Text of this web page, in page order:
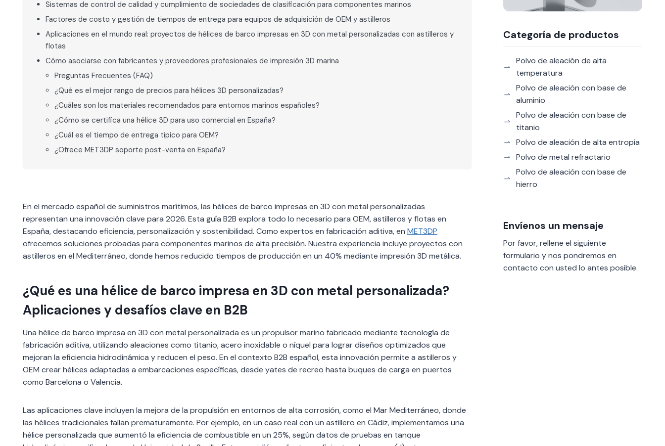
Sistemas de control de calidad y cumplimiento de sociedades de clasificación para componentes marinos
Factores de costo y gestión de tiempos de entrega para equipos de adquisición de OEM y astilleros
Aplicaciones en el mundo real: proyectos de hélices de barco impresas en 3D con metal personalizadas con astilleros y
flotas
Cómo asociarse con fabricantes y proveedores profesionales de impresión 3D marina
Preguntas Frecuentes (FAQ)
¿Qué es el mejor rango de precios para hélices 3D personalizadas?
¿Cuáles son los materiales recomendados para entornos marinos españoles?
¿Cómo se certifica una hélice 3D para uso comercial en España?
¿Cuál es el tiempo de entrega típico para OEM?
¿Ofrece MET3DP soporte post-venta en España?
En el mercado español de suministros marítimos, las hélices de barco impresas en 3D con metal personalizadas
representan una innovación clave para 2026. Esta guía B2B explora todo lo necesario para OEM, astilleros y flotas en
España, destacando eficiencia, personalización y sostenibilidad. Como expertos en fabricación aditiva, en MET3DP
ofrecemos soluciones probadas para componentes marinos de alta precisión. Nuestra experiencia incluye proyectos con
astilleros en el Mediterráneo, donde hemos reducido tiempos de producción en un 40% mediante impresión 3D metálica.
¿Qué es una hélice de barco impresa en 3D con metal personalizada?
Aplicaciones y desafíos clave en B2B
Una hélice de barco impresa en 3D con metal personalizada es un propulsor marino fabricado mediante tecnología de
fabricación aditiva, utilizando aleaciones como titanio, acero inoxidable o níquel para lograr diseños optimizados que
mejoran la eficiencia hidrodinámica y reducen el peso. En el contexto B2B español, esta innovación permite a astilleros y
OEM crear hélices adaptadas a embarcaciones específicas, desde yates de recreo hasta buques de carga en puertos
como Barcelona o Valencia.
Las aplicaciones clave incluyen la mejora de la propulsión en entornos de alta corrosión, como el Mar Mediterráneo, donde
las hélices tradicionales fallan prematuramente. Por ejemplo, en un caso real con un astillero en Cádiz, implementamos una
hélice personalizada que aumentó la eficiencia de combustible en un 25%, según datos de pruebas en tanque
Categoría de productos
Polvo de aleación de alta
temperatura
Polvo de aleación con base de
aluminio
Polvo de aleación con base de
titanio
Polvo de aleación de alta entropía
Polvo de metal refractario
Polvo de aleación con base de
hierro
Envíenos un mensaje
Por favor, rellene el siguiente
formulario y nos pondremos en
contacto con usted lo antes posible.